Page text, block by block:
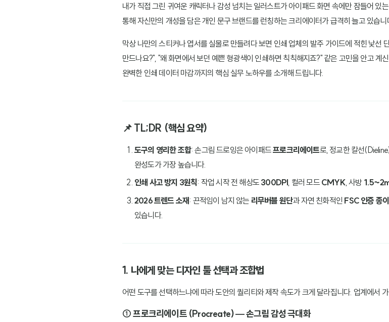
내가 직접 그린 귀여운 캐릭터나 감성 넘치는 일러스트가 아이패드 화면 속에만 잠들어 있
통해 자신만의 개성을 담은 개인 문구 브랜드를 런칭하는 크리에이터가 급격히 늘고 있습니
막상 나만의 스티커나 엽서를 실물로 만들려다 보면 인쇄 업체의 발주 가이드에 적힌 낯선
만드나요?", "왜 화면에서 보던 예쁜 형광색이 인쇄하면 칙칙해지죠?" 같은 고민을 안고 계
완벽한 인쇄 데이터 마감까지의 핵심 실무 노하우를 소개해 드립니다.
📌 TL;DR (핵심 요약)
도구의 영리한 조합: 손그림 드로잉은 아이패드프로크리에이트로, 정교한 칼선
완성도가 가장 높습니다.
인쇄 사고 방지 3원칙: 작업 시작 전 해상도 300DPI, 컬러 모드 CMYK, 사방
2026 트렌드 소재: 끈적임이 남지 않는 리무버블 원단과 자연 친화적인 FSC 인증 종이
있습니다.
1. 나에게 맞는 디자인 툴 선택과 조합법
어떤 도구를 선택하느냐에 따라 도안의 퀄리티와 제작 속도가 크게 달라집니다. 업계에서
① 프로크리에이트 (Procreate) — 손그림 감성 극대화